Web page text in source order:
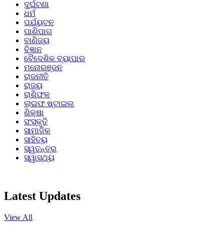
ଦୁର୍ଘଟଣା
ଧର୍ମ
ପର୍ଯ୍ୟଟନ
ପାଣିପାଗ
ବାଣିଜ୍ୟ
ବିଜ୍ଞାନ
ବୈଦେଶିକ ବ୍ୟାପାର
ମନୋରଞ୍ଜନ
ରାଜନୀତି
ରାଜ୍ୟ
ରାଶିଫଳ
ଲାଇଫ ଷ୍ଟାଇଲ
ଶିକ୍ଷା
ସଂସ୍କୃତି
ସାମାଜିକ
ସାହିତ୍ୟ
ସ୍ୱତନ୍ତ୍ର
ସ୍ୱାସ୍ଥ୍ୟ
Latest Updates
View All